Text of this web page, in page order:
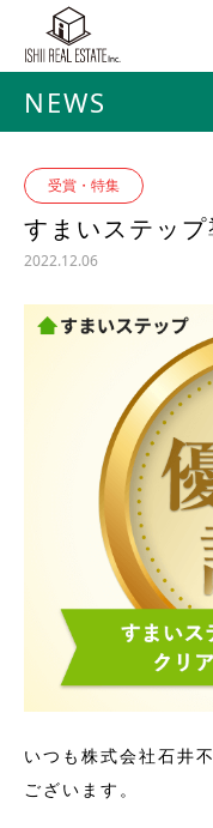
NEWS
受賞・特集
すまいステッ
2022.12.06
いつも株式会社石井
ございます。